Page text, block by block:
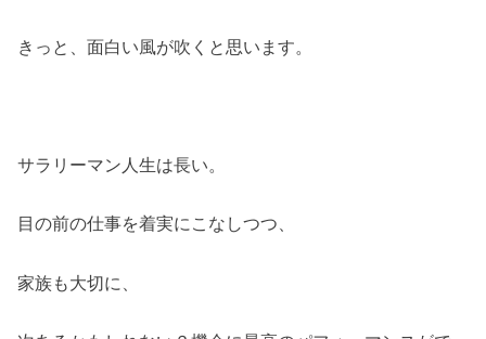
きっと、面白い風が吹くと思います。
サラリーマン人生は長い。
目の前の仕事を着実にこなしつつ、
家族も大切に、